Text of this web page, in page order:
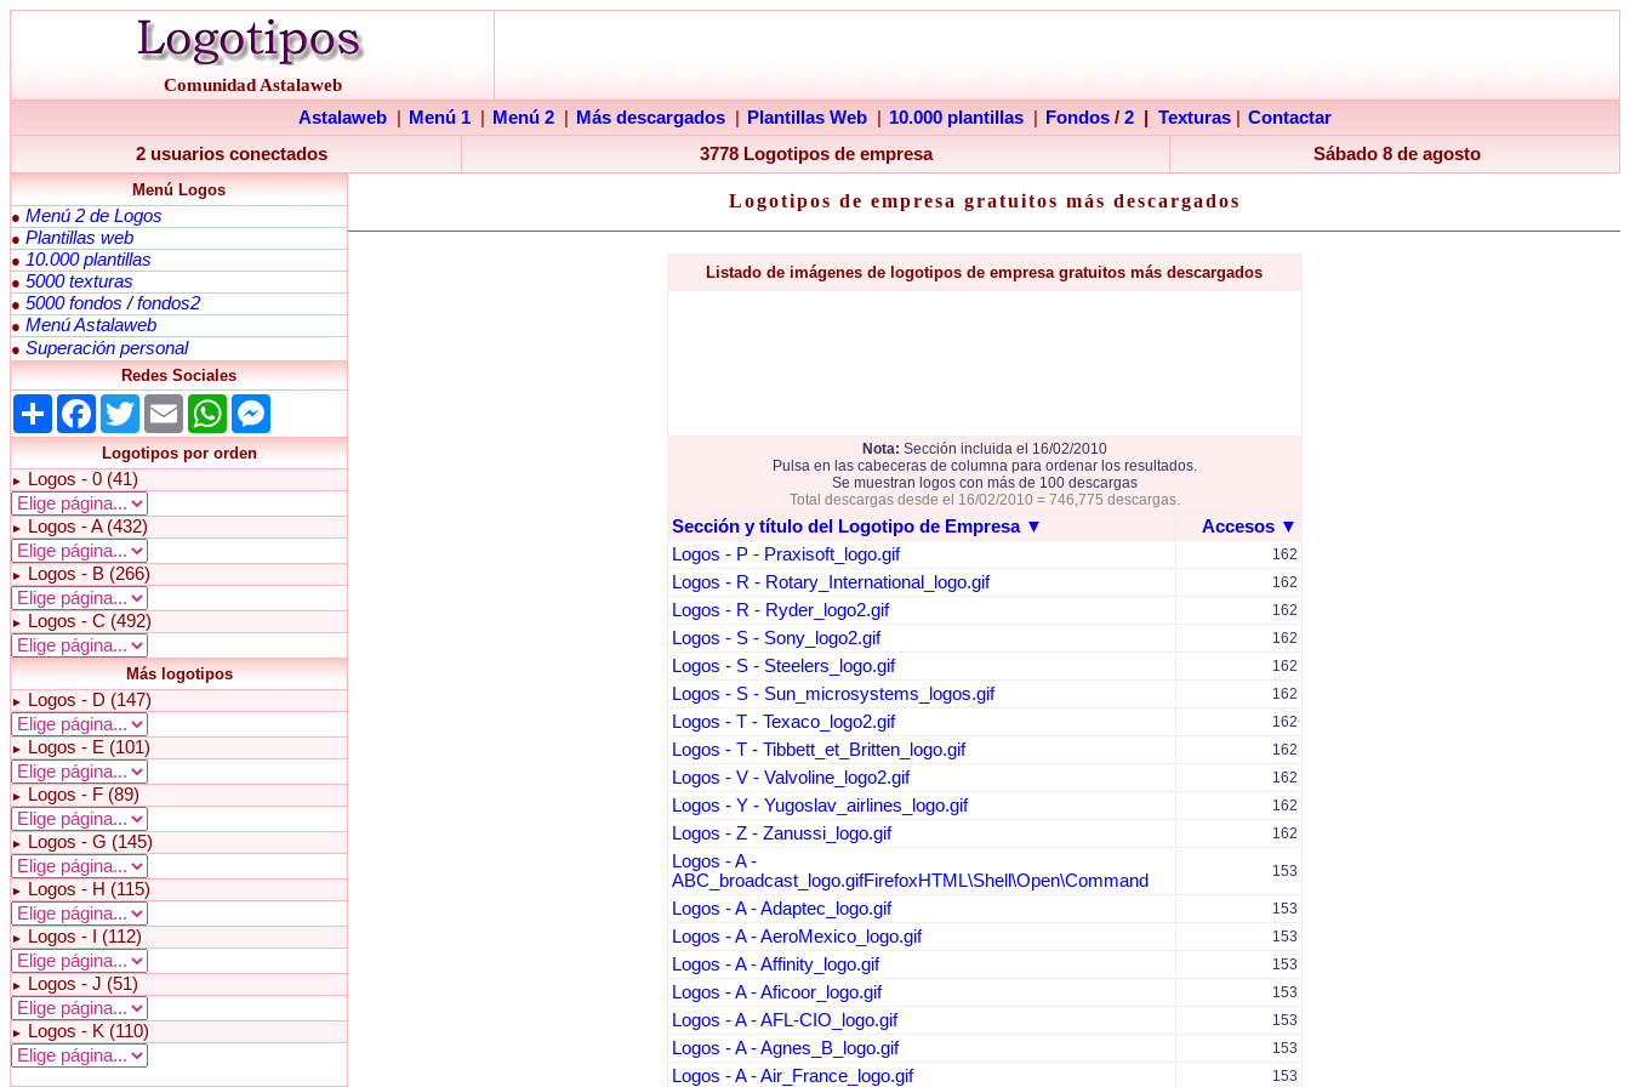
Comunidad Astalaweb
Astalaweb
Menú 1 Menú 2 Más descargados Plantillas Web 10.000 plantillas Fondos / 2 Texturas
Contactar
2 usuarios conectados
3778 Logotipos de empresa Sábado 8 de agosto
Menú Logos
● Menú 2 de Logos
● Plantillas web
● 10.000 plantillas
● 5000 texturas
● 5000 fondos /fondos2
● Menú Astalaweb
● Superación personal
Redes Sociales
Share Facebook
TwitterEmail WhatsApp
Logotipos por orden
► Logos - 0 (41)
► Logos - A (432)
► Logos - B (266)
► Logos - C (492)
Más logotipos
► Logos - D (147)
► Logos - E (101)
► Logos - F (89)
► Logos - G (145)
► Logos - H (115)
► Logos - I (112)
► Logos - J (51)
► Logos - K (110)
Logotipos de empresa gratuitos más descargados
Listado de imágenes de logotipos de empresa gratuitos más descargados
Nota: Sección incluida el 16/02/2010
Pulsa en las cabeceras de columna para ordenar los resultados.
Se muestran logos con más de 100 descargas
Total descargas desde el 16/02/2010 = 746,775 descargas.
Sección y título del Logotipo de Empresa ▼ Accesos ▼
Logos - P - Praxisoft_logo.gif
162
Logos - R - Rotary_International_logo.gif 162
Logos - R - Ryder_logo2.gif 162
Logos - S - Sony_logo2.gif 162
Logos - S - Steelers_logo.gif 162
Logos - S - Sun_microsystems_logos.gif 162
Logos - T - Texaco_logo2.gif 162
Logos - T - Tibbett_et_Britten_logo.gif 162
Logos - V - Valvoline_logo2.gif 162
Logos - Y - Yugoslav_airlines_logo.gif 162
Logos - Z - Zanussi_logo.gif 162
Logos - A -
ABC_broadcast_logo.gifFirefoxHTML\Shell\Open\Command
153
Logos - A - Adaptec_logo.gif 153
Logos - A - AeroMexico_logo.gif 153
Logos - A - Affinity_logo.gif 153
Logos - A - Aficoor_logo.gif 153
Logos - A - AFL-CIO_logo.gif 153
Logos - A - Agnes_B_logo.gif 153
Logos - A - Air_France_logo.gif 153